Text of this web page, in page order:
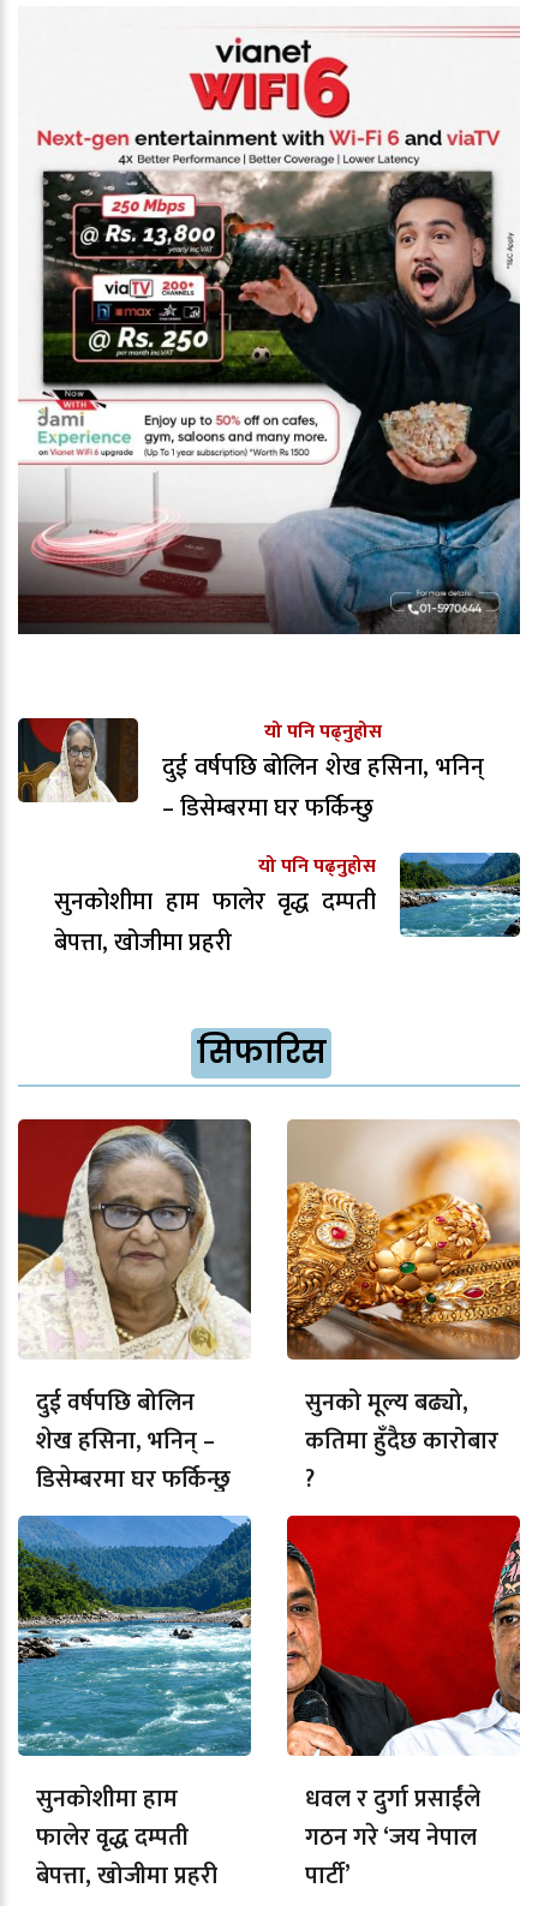
यो पनि पढ्नुहोस
दुई वर्षपछि बोलिन शेख हसिना, भनिन्
– डिसेम्बरमा घर फर्किन्छु
यो पनि पढ्नुहोस
सुनकोशीमा हाम फालेर वृद्ध दम्पती
बेपत्ता, खोजीमा प्रहरी
सिफारिस
दुई वर्षपछि बोलिन
शेख हसिना, भनिन् –
डिसेम्बरमा घर फर्किन्छु
सुनको मूल्य बढ्यो,
कतिमा हुँदैछ कारोबार
?
सुनकोशीमा हाम
फालेर वृद्ध दम्पती
बेपत्ता, खोजीमा प्रहरी
धवल र दुर्गा प्रसाईंले
गठन गरे ‘जय नेपाल
पार्टी’